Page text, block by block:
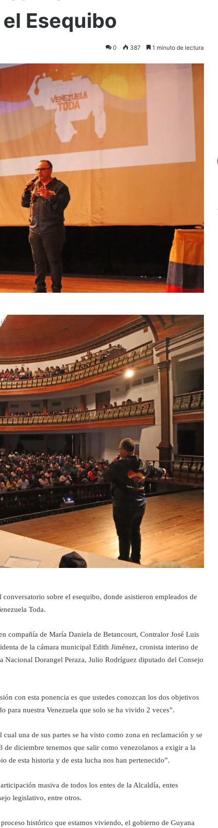
Esequibo
0 387 1 minuto de lectura
sobre el esequibo, donde asistieron empleados de
Toda.
compañía de María Daniela de Betancourt, Contralor José Luis
de la cámara municipal Edith Jiménez, cronista interino de
Nacional Dorangel Peraza, Julio Rodríguez diputado del Consejo
con esta ponencia es que ustedes conozcan los dos objetivos
para nuestra Venezuela que solo se ha vivido 2 veces”.
una de sus partes se ha visto como zona en reclamación y se
de diciembre tenemos que salir como venezolanos a exigir a la
de esta historia y de esta lucha nos han pertenecido”.
masiva de todos los entes de la Alcaldía, entes
legislativo, entre otros.
histórico que estamos viviendo, el gobierno de Guyana